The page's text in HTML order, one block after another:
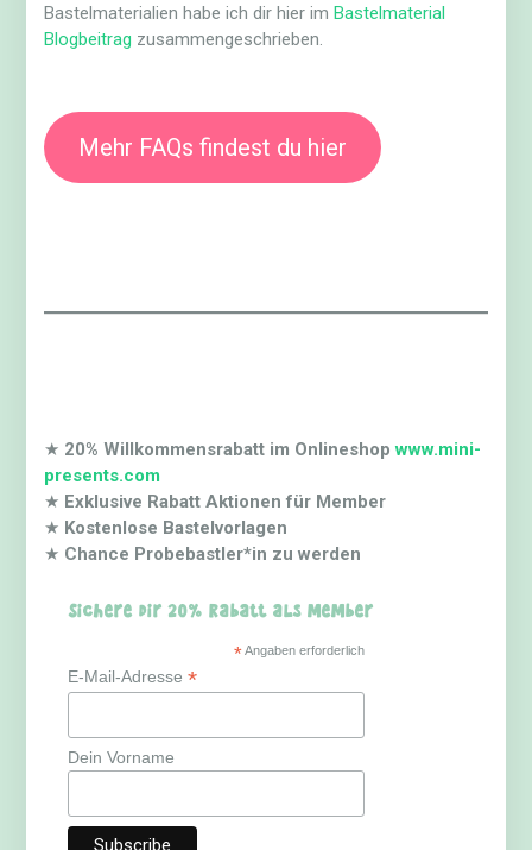
Bastelmaterialien habe ich dir hier imBastelmaterial
Blogbeitrag zusammengeschrieben.
Mehr FAQs findest du hier
★ 20% Willkommensrabatt im Onlineshopwww.mini-
presents.com
★ Exklusive Rabatt Aktionen für Member
★ Kostenlose Bastelvorlagen
★ Chance Probebastler*in zu werden
Sichere dir 20% Rabatt als Member
*Angaben erforderlich
E-Mail-Adresse*
Dein Vorname